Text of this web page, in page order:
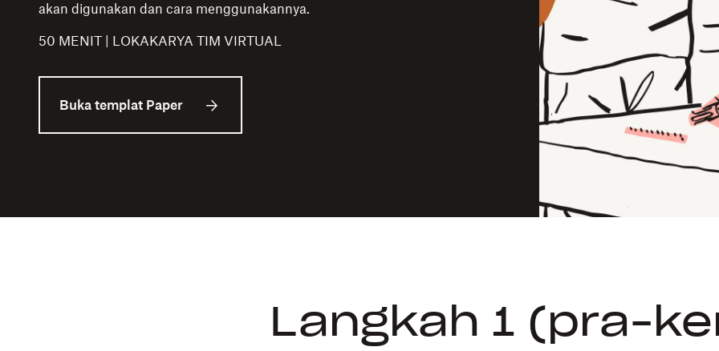
akan digunakan dan cara menggunakannya.
50 MENIT | LOKAKARYA TIM VIRTUAL
Buka templat Paper
Langkah 1 (pra-